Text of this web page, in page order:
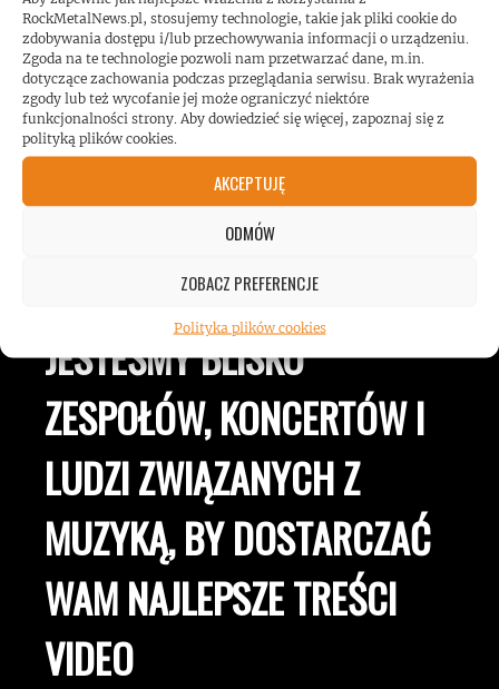
RockMetalNews.pl, stosujemy technologie, takie jak pliki cookie do
zdobywania dostępu i/lub przechowywania informacji o urządzeniu.
Zgoda na te technologie pozwoli nam przetwarzać dane, m.in.
dotyczące zachowania podczas przeglądania serwisu. Brak wyrażenia
zgody lub też wycofanie jej może ograniczyć niektóre
funkcjonalności strony. Aby dowiedzieć się więcej, zapoznaj się z
polityką plików cookies.
AKCEPTUJĘ
ODMÓW
ZOBACZ PREFERENCJE
Polityka plików cookies
hałasu!
ROCKMETALNEWS TV
JESTEŚMY BLISKO
ZESPOŁÓW, KONCERTÓW I
LUDZI ZWIĄZANYCH Z
MUZYKĄ, BY DOSTARCZAĆ
WAM NAJLEPSZE TREŚCI
VIDEO